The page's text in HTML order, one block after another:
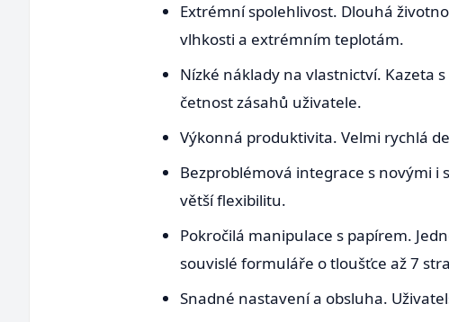
Extrémní spolehlivost. Dlouhá
vlhkosti a extrémním teplotám.
Nízké náklady na vlastnictví. Kazeta
četnost zásahů uživatele.
Výkonná produktivita. Velmi rychlá
Bezproblémová integrace s novými i
větší flexibilitu.
Pokročilá manipulace s papírem.
souvislé formuláře o tloušťce až 7
Snadné nastavení a obsluha.